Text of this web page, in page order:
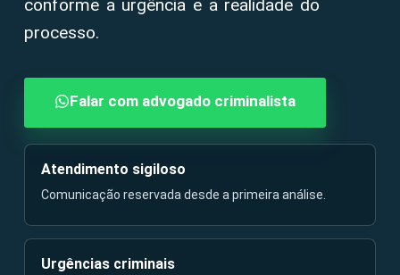
conforme a urgência e a realidade do
processo.
Falar com advogado criminalista
Atendimento sigiloso
Comunicação reservada desde a primeira análise.
Urgências criminais